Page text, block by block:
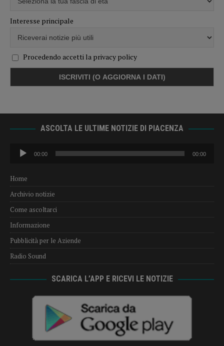
Interesse principale
Procedendo accetti la privacy policy
ASCOLTA LE ULTIME NOTIZIE DI PIACENZA
Audio
Player
00:00 00:00
Home
Archivio notizie
Come ascoltarci
Informazione
Pubblicità per le Aziende
Radio Sound
SCARICA L’APP E RICEVI LE NOTIZIE